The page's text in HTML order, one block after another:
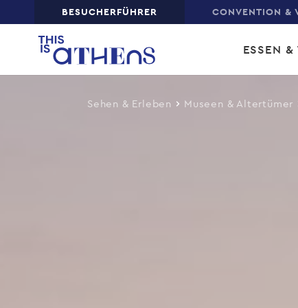
content
Top BESUCHERFÜHRER CONVENTION &
ESSEN
Sehen & Erleben Museen & Altertümer